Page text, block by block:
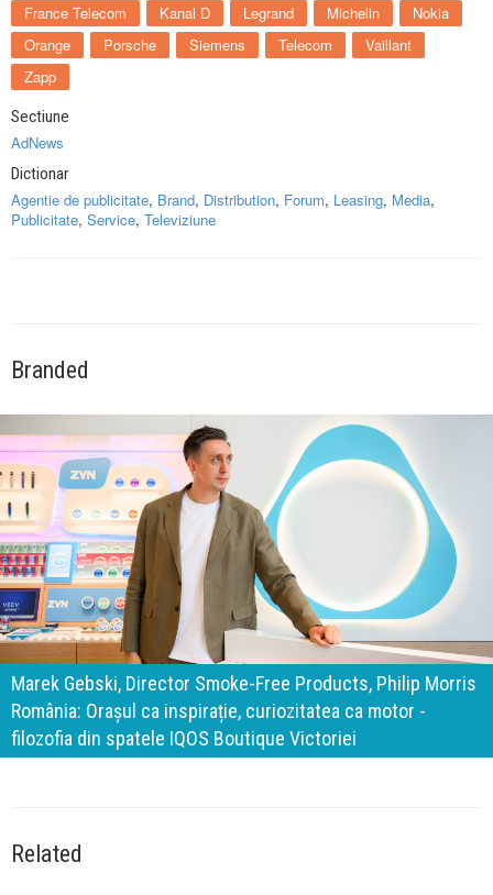
France Telecom
Kanal D Legrand Michelin
Nokia
Orange
Porsche Siemens Telecom
Vaillant
Zapp
Sectiune
AdNews
Dictionar
Agentie de publicitate, Brand, Distribution, Forum, Leasing, Media,
Publicitate, Service, Televiziune
Branded
140 de ani de Mercedes-Benz. Ramona Pîrlog: Cel mai
important „test al timpului” este să inovăm constant, dar
cu aceeași responsabilitate față de oameni, siguranță și
calitate
Related